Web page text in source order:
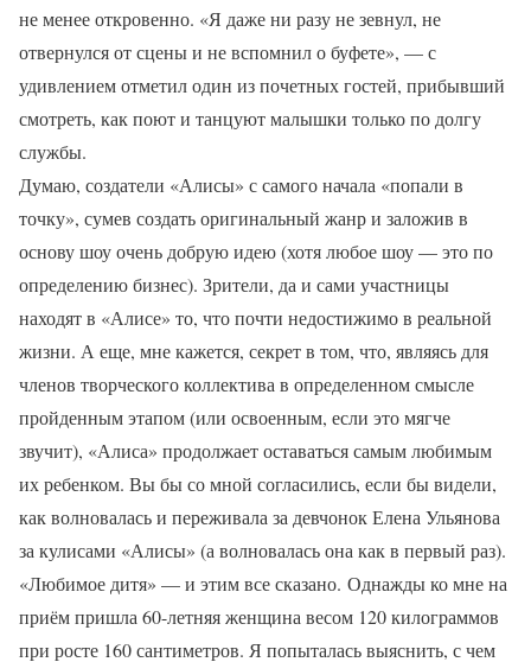
не менее откровенно. «Я даже ни разу не зевнул, не
отвернулся от сцены и не вспомнил о буфете», — с
удивлением отметил один из почетных гостей, прибывший
смотреть, как поют и танцуют малышки только по долгу
службы.
Думаю, создатели «Алисы» с самого начала «попали в
точку», сумев создать оригинальный жанр и заложив в
основу шоу очень добрую идею (хотя любое шоу — это по
определению бизнес). Зрители, да и сами участницы
находят в «Алисе» то, что почти недостижимо в реальной
жизни. А еще, мне кажется, секрет в том, что, являясь для
членов творческого коллектива в определенном смысле
пройденным этапом (или освоенным, если это мягче
звучит), «Алиса» продолжает оставаться самым любимым
их ребенком. Вы бы со мной согласились, если бы видели,
как волновалась и переживала за девчонок Елена Ульянова
за кулисами «Алисы» (а волновалась она как в первый раз).
«Любимое дитя» — и этим все сказано. Однажды ко мне на
приём пришла 60-летняя женщина весом 120 килограммов
при росте 160 сантиметров. Я попыталась выяснить, с чем